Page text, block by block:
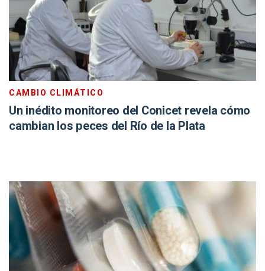
CAMBIO CLIMÁTICO
Un inédito monitoreo del Conicet revela cómo
cambian los peces del Río de la Plata